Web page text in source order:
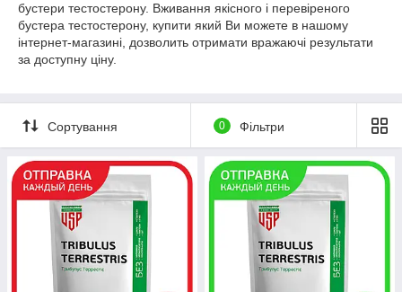
бустери тестостерону. Вживання якісного і перевіреного
бустера тестостерону, купити який Ви можете в нашому
інтернет-магазині, дозволить отримати вражаючі результати
за доступну ціну.
Сортування 0 Фільтри